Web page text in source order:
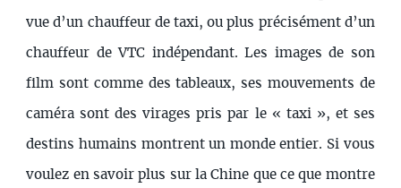
vue d’un chauffeur de taxi, ou plus précisément d’un
chauffeur de VTC indépendant. Les images de son
film sont comme des tableaux, ses mouvements de
caméra sont des virages pris par le « taxi », et ses
destins humains montrent un monde entier. Si vous
voulez en savoir plus sur la Chine que ce que montre